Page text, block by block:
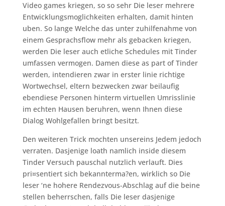
Video games kriegen, so so sehr Die leser mehrere
Entwicklungsmoglichkeiten erhalten, damit hinten
uben. So lange Welche das unter zuhilfenahme von
einem Gesprachsflow mehr als gebacken kriegen,
werden Die leser auch etliche Schedules mit Tinder
umfassen vermogen. Damen diese as part of Tinder
werden, intendieren zwar in erster linie richtige
Wortwechsel, eltern bezwecken zwar beilaufig
ebendiese Personen hinterm virtuellen Umrisslinie
im echten Hausen beruhren, wenn Ihnen diese
Dialog Wohlgefallen bringt besitzt.
Den weiteren Trick mochten unsereins Jedem jedoch
verraten. Dasjenige loath namlich inside diesem
Tinder Versuch pauschal nutzlich verlauft. Dies
pri¤sentiert sich bekannterma?en, wirklich so Die
leser ‘ne hohere Rendezvous-Abschlag auf die beine
stellen beherrschen, falls Die leser dasjenige